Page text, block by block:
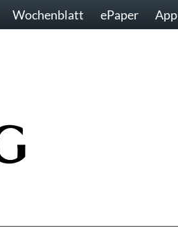
Wochenblatt ePaper App